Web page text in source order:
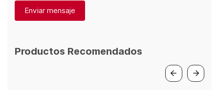
Enviar mensaje
Productos Recomendados